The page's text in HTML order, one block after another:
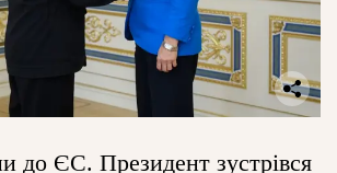
до ЄС. Президент зустрівся